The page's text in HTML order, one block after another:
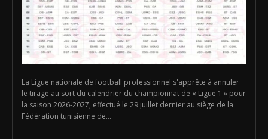
La Ligue nationale de football professionnel s'apprête à annuler
le tirage au sort du calendrier du championnat de « Ligue 1 » pour
la saison 2026-2027, effectué le 29 juillet dernier au siège de la
Fédération tunisienne de...